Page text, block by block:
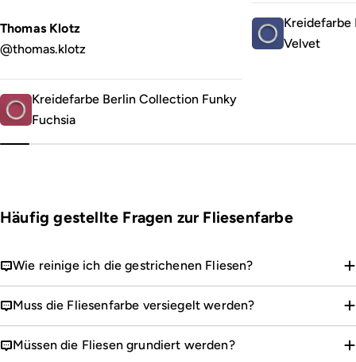
Thomas Klotz
@thomas.klotz
Kreidefarbe Berlin Collection Funky
Fuchsia
Kreidefarbe
Velvet
Häufig gestellte Fragen zur Fliesenfarbe
Wie reinige ich die gestrichenen Fliesen?
Muss die Fliesenfarbe versiegelt werden?
Müssen die Fliesen grundiert werden?